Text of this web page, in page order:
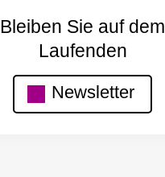
Bleiben Sie auf dem
Laufenden
Newsletter